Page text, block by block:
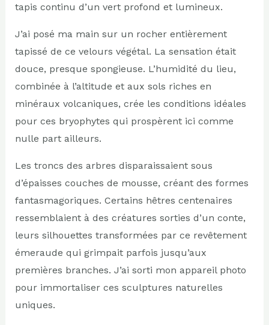
tapis continu d’un vert profond et lumineux.
J’ai posé ma main sur un rocher entièrement
tapissé de ce velours végétal. La sensation était
douce, presque spongieuse. L’humidité du lieu,
combinée à l’altitude et aux sols riches en
minéraux volcaniques, crée les conditions idéales
pour ces bryophytes qui prospèrent ici comme
nulle part ailleurs.
Les troncs des arbres disparaissaient sous
d’épaisses couches de mousse, créant des formes
fantasmagoriques. Certains hêtres centenaires
ressemblaient à des créatures sorties d’un conte,
leurs silhouettes transformées par ce revêtement
émeraude qui grimpait parfois jusqu’aux
premières branches. J’ai sorti mon appareil photo
pour immortaliser ces sculptures naturelles
uniques.